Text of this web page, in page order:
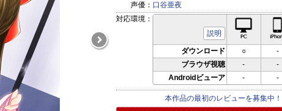
声優： 口谷亜夜
対応環境：
説明
PC対応
ダウンロード ○ -
ブラウザ視聴
- -
Androidビューア
- -
本作品の最初のレビューを募集中！